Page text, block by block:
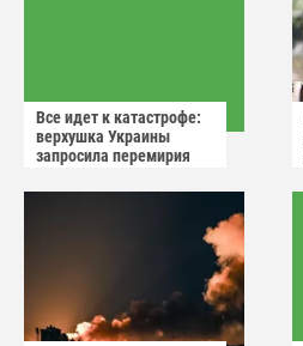
Все идет к катастрофе:
верхушка Украины
запросила перемирия